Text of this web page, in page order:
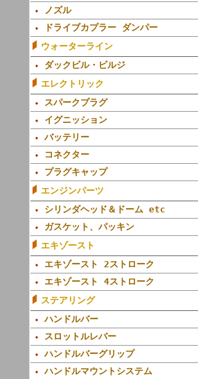
ノズル
ドライブカプラー ダンパー
ウォーターライン
ダックビル・ビルジ
エレクトリック
スパークプラグ
イグニッション
バッテリー
コネクター
プラグキャップ
エンジンパーツ
シリンダヘッド＆ドーム etc
ガスケット、パッキン
エキゾースト
エキゾースト 2ストローク
エキゾースト 4ストローク
ステアリング
ハンドルバー
スロットルレバー
ハンドルバーグリップ
ハンドルマウントシステム